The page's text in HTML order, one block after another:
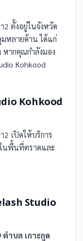
2 ตั้งอยู่ในจังหวัด
หลายด้าน ได้แก่
หากคุณกำลังมอง
Kohkood
Kohkood
2 เปิดให้บริการ
นพื้นที่ตราดและ
Studio
ตำบล เกาะกูด